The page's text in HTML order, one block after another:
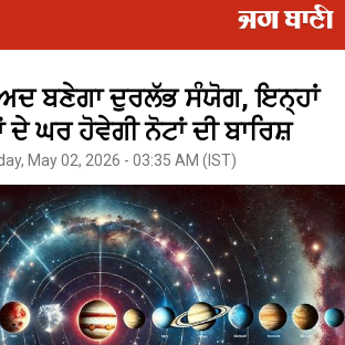
ਬਣੇਗਾ ਦੁਰਲੱਭ ਸੰਯੋਗ, ਇਨ੍ਹਾਂ
ਘਰ ਹੋਵੇਗੀ ਨੋਟਾਂ ਦੀ ਬਾਰਿਸ਼
May 02, 2026 - 03:35 AM (IST)